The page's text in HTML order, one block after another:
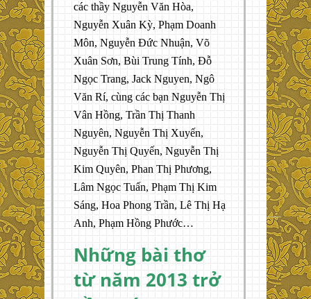
các thầy Nguyễn Văn Hòa,
Nguyễn Xuân Kỳ, Phạm Doanh
Môn, Nguyễn Đức Nhuận, Võ
Xuân Sơn, Bùi Trung Tính, Đỗ
Ngọc Trang, Jack Nguyen, Ngô
Văn Rí, cùng các bạn Nguyễn Thị
Vân Hồng, Trần Thị Thanh
Nguyên, Nguyễn Thị Xuyến,
Nguyễn Thị Quyến, Nguyễn Thị
Kim Quyên, Phan Thị Phương,
Lâm Ngọc Tuấn, Phạm Thị Kim
Sáng, Hoa Phong Trần, Lê Thị Hạ
Anh, Phạm Hồng Phước…
Những bài thơ
từ năm 2013 trở